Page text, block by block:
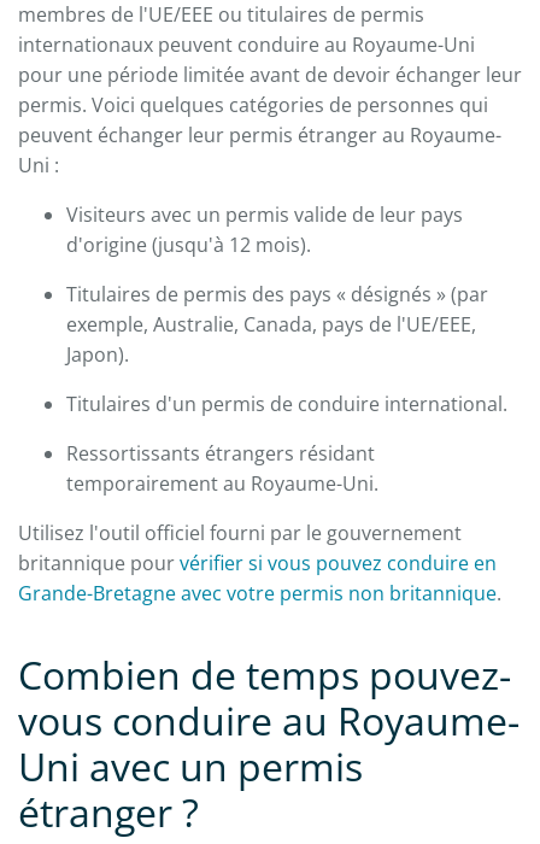
membres de l'UE/EEE ou titulaires de permis
internationaux peuvent conduire au Royaume-Uni
pour une période limitée avant de devoir échanger leur
permis. Voici quelques catégories de personnes qui
peuvent échanger leur permis étranger au Royaume-
Uni :
Visiteurs avec un permis valide de leur pays
d'origine (jusqu'à 12 mois).
Titulaires de permis des pays « désignés » (par
exemple, Australie, Canada, pays de l'UE/EEE,
Japon).
Titulaires d'un permis de conduire international.
Ressortissants étrangers résidant
temporairement au Royaume-Uni.
Utilisez l'outil officiel fourni par le gouvernement
britannique pourvérifier si vous pouvez conduire en
Grande-Bretagne avec votre permis non britannique.
Combien de temps pouvez-
vous conduire au Royaume-
Uni avec un permis
étranger ?